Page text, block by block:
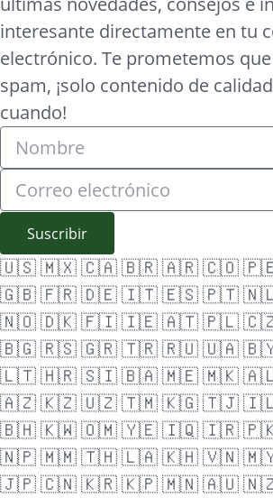
interesante directamente en tu
electrónico. Te prometemos
spam, ¡solo contenido de
cuando!
Suscribir
🇺🇸🇲🇽🇨🇦🇧🇷🇦🇷🇨🇴
🇬🇧🇫🇷🇩🇪🇮🇹🇪🇸🇵🇹
🇳🇴🇩🇰🇫🇮🇮🇪🇦🇹🇵🇱
🇧🇬🇷🇸🇬🇷🇹🇷🇷🇺🇺🇦
🇱🇹🇭🇷🇸🇮🇧🇦🇲🇪🇲🇰
🇦🇿🇰🇿🇺🇿🇹🇲🇰🇬🇹🇯
🇧🇭🇰🇼🇴🇲🇾🇪🇮🇶🇮🇷
🇳🇵🇲🇲🇹🇭🇱🇦🇰🇭🇻🇳
🇯🇵🇨🇳🇰🇷🇰🇵🇲🇳🇦🇺